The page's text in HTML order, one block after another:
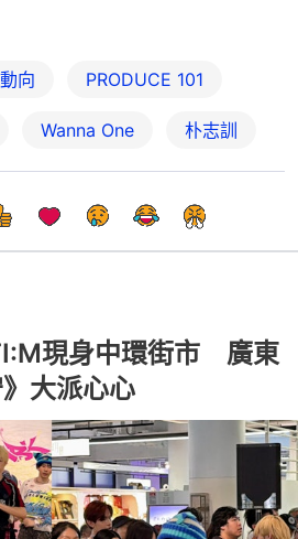
向 PRODUCE 101
Wanna One 朴志訓
現身中環街市 廣東
大派心心